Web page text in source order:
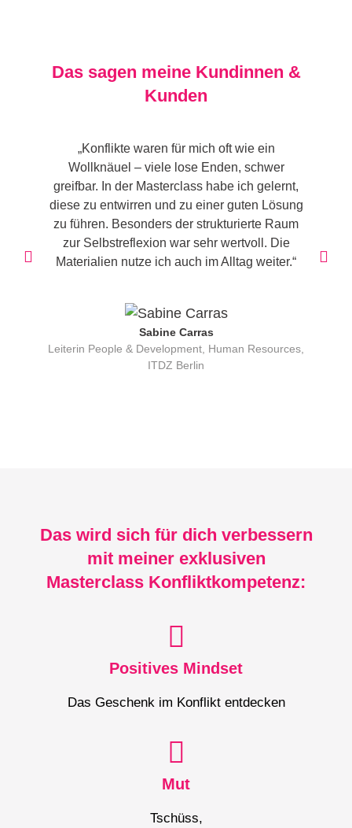
Das sagen meine Kundinnen &
Kunden
„Konflikte waren für mich oft wie ein
Wollknäuel – viele lose Enden, schwer
greifbar. In der Masterclass habe ich gelernt,
diese zu entwirren und zu einer guten Lösung
zu führen. Besonders der strukturierte Raum
zur Selbstreflexion war sehr wertvoll. Die
Materialien nutze ich auch im Alltag weiter.“
Sabine Carras
Leiterin People & Development, Human Resources,
ITDZ Berlin
Das wird sich für dich verbessern
mit meiner exklusiven
Masterclass Konfliktkompetenz:
Positives Mindset
Das Geschenk im Konflikt entdecken
Mut
Tschüss,